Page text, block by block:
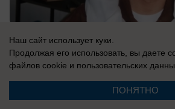
Наш сайт использует куки.
Продолжая его использовать, вы даете
файлов cookie и пользовательских
ПОНЯТНО